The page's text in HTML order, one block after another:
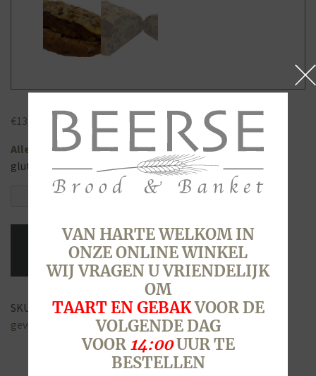
€13,95
Allergenen
gluten, lactose, noten (cashew, amandelen)
PAASSTOL
SKU: 9700Categorie: Pasen - 5 & 6 april 2026Tags:geel
gevuld
paasstol,Pasen,rozijnen,slof
VAN HARTE WELKOM IN
ONZE ONLINE WINKEL
WIJ VRAGEN U VRIENDELIJK
OM
TAART EN GEBAKVOOR DE
VOLGENDE DAG
VOOR 14:00UUR TE
BESTELLEN